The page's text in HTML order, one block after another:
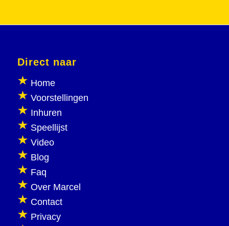
Direct naar
Home
Voorstellingen
Inhuren
Speellijst
Video
Blog
Faq
Over Marcel
Contact
Privacy